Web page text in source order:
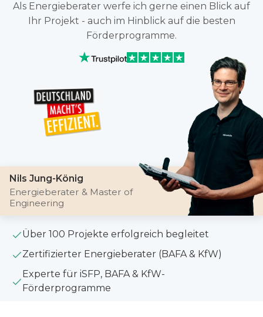
Als Energieberater werfe ich gerne einen Blick auf
Ihr Projekt - auch im Hinblick auf die besten
Förderprogramme.
Nils Jung-König
Energieberater & Master of
Engineering
Über 100 Projekte erfolgreich begleitet
Zertifizierter Energieberater (BAFA & KfW)
Experte für iSFP, BAFA & KfW-
Förderprogramme